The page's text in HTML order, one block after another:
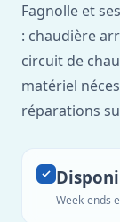
Fagnolle et
: chaudière
circuit de
matériel
réparations
Week-ends